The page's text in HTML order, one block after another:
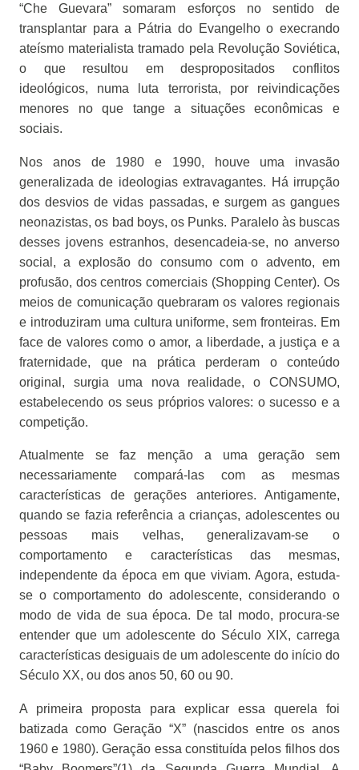
“Che Guevara” somaram esforços no sentido de
transplantar para a Pátria do Evangelho o execrando
ateísmo materialista tramado pela Revolução Soviética,
o que resultou em despropositados conflitos
ideológicos, numa luta terrorista, por reivindicações
menores no que tange a situações econômicas e
sociais.
Nos anos de 1980 e 1990, houve uma invasão
generalizada de ideologias extravagantes. Há irrupção
dos desvios de vidas passadas, e surgem as gangues
neonazistas, os bad boys, os Punks. Paralelo às buscas
desses jovens estranhos, desencadeia-se, no anverso
social, a explosão do consumo com o advento, em
profusão, dos centros comerciais (Shopping Center). Os
meios de comunicação quebraram os valores regionais
e introduziram uma cultura uniforme, sem fronteiras. Em
face de valores como o amor, a liberdade, a justiça e a
fraternidade, que na prática perderam o conteúdo
original, surgia uma nova realidade, o CONSUMO,
estabelecendo os seus próprios valores: o sucesso e a
competição.
Atualmente se faz menção a uma geração sem
necessariamente compará-las com as mesmas
características de gerações anteriores. Antigamente,
quando se fazia referência a crianças, adolescentes ou
pessoas mais velhas, generalizavam-se o
comportamento e características das mesmas,
independente da época em que viviam. Agora, estuda-
se o comportamento do adolescente, considerando o
modo de vida de sua época. De tal modo, procura-se
entender que um adolescente do Século XIX, carrega
características desiguais de um adolescente do início do
Século XX, ou dos anos 50, 60 ou 90.
A primeira proposta para explicar essa querela foi
batizada como Geração “X” (nascidos entre os anos
1960 e 1980). Geração essa constituída pelos filhos dos